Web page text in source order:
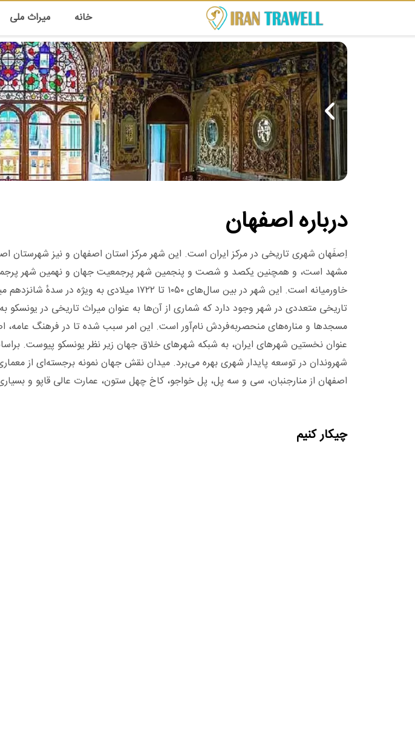
خانه میراث ملی
درباره اصفهان
اِصفَهان شهری تاریخی در مرکز ایران است. این شهر مرکز استان اصفهان و نیز
مشهد است، و همچنین یکصد و شصت و پنجمین شهر پرجمعیت جهان و نهمین شهر
خاورمیانه است. این شهر در بین سال‌های ۱۰۵۰ تا
تاریخی متعددی در شهر وجود دارد که شماری از آن‌ها به عنوان میراث تاریخی در
عنوان نخستین شهرهای ایران، به شبکه شهرهای خلاق جهان زیر نظر یونسکو پیوست.
شهروندان در توسعه پایدار شهری بهره می‌برد. میدان نقش جهان نمونه برجسته‌ای از
اصفهان از منارجنبان، سی و سه پل، پل خواجو، کاخ چهل ستون، عمارت عالی قاپو و
چیکار کنیم